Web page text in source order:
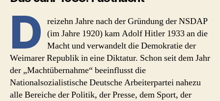
D reizehn Jahre nach der Gründung der NSDAP
(im Jahre 1920) kam Adolf Hitler 1933 an die
Macht und verwandelt die Demokratie der
Weimarer Republik in eine Diktatur. Schon seit dem Jahr
der „Machtübernahme“ beeinflusst die
Nationalsozialistische Deutsche Arbeiterpartei nahezu
alle Bereiche der Politik, der Presse, dem Sport, der